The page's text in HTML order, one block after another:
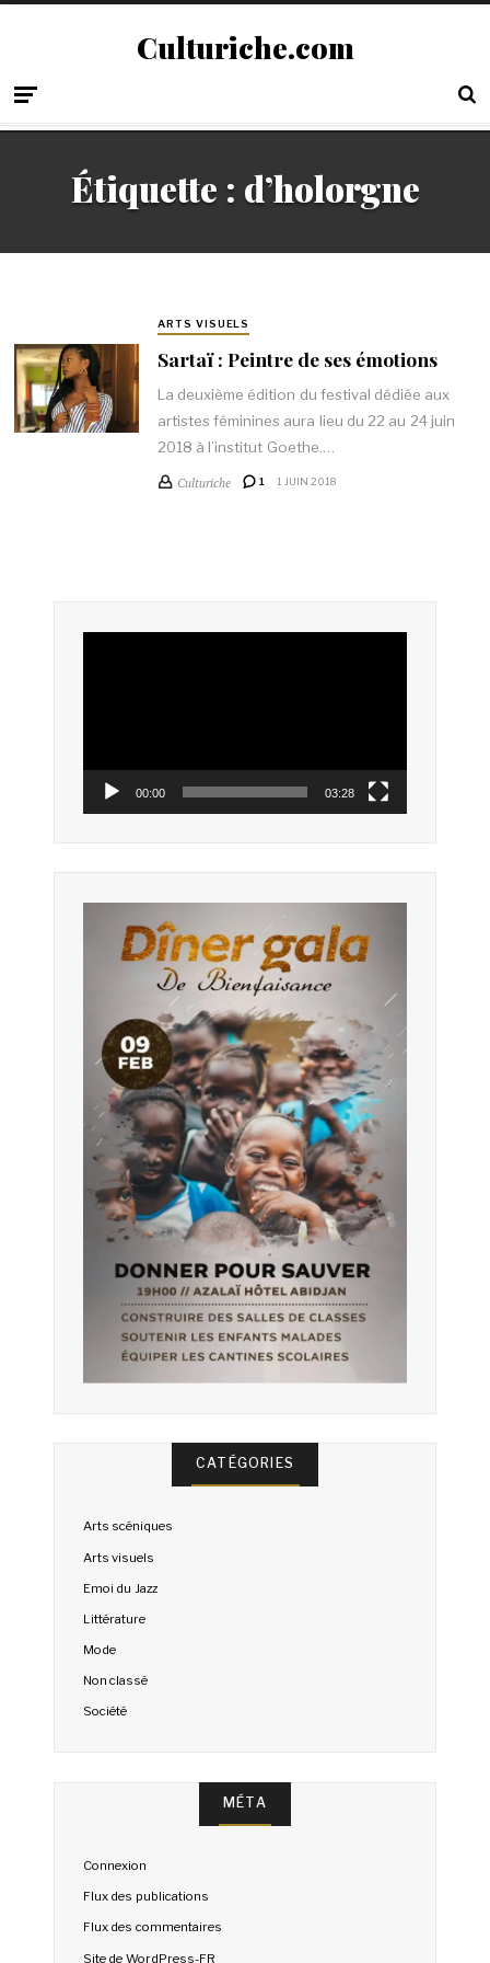
Culturiche.com
Étiquette : d’holorgne
ARTS VISUELS
Sartaï : Peintre de ses émotions
La deuxième édition du festival dédiée aux
artistes féminines aura lieu du 22 au 24 juin
2018 à l’institut Goethe.…
Culturiche 1 1 JUIN 2018
00:00 03:28
CATÉGORIES
Arts scéniques
Arts visuels
Emoi du Jazz
Littérature
Mode
Non classé
Société
MÉTA
Connexion
Flux des publications
Flux des commentaires
Site de WordPress-FR